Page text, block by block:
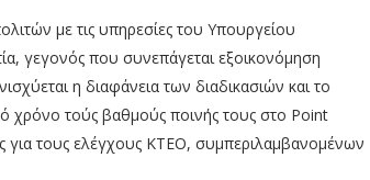
με τις υπηρεσίες του Υπουργείου
γεγονός που συνεπάγεται εξοικονόμηση
η διαφάνεια των διαδικασιών και το
χρόνο τούς βαθμούς ποινής τους στο Point
για τους ελέγχους ΚΤΕΟ, συμπεριλαμβανομένων